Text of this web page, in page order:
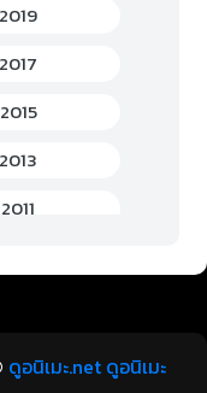
2019
2017
2015
2013
2011
2005
ดูอนิเมะ.net ดูอนิเมะ